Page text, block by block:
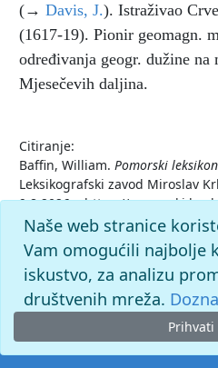
(→ Davis, J.). Istraživao
(1617-19). Pionir geomagn.
određivanja geogr. dužine na
Mjesečevih daljina.
Citiranje:
Baffin, William. Pomorski
Leksikografski zavod Miroslav
9.8.2026. <https://
Naše web stranice
Vam omogućili najbolje
iskustvo, za analizu
društvenih mreža.
Prihvati
© 2026. -Leksikografski zavod